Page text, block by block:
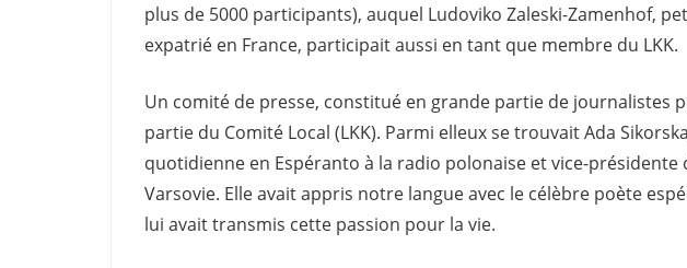
plus de 5000 participants), auquel Ludoviko Zaleski-Zamenhof,
expatrié en France, participait aussi en tant que membre du LKK.
Un comité de presse, constitué en grande partie de journalistes
partie du Comité Local (LKK). Parmi elleux se trouvait Ada
quotidienne en Espéranto à la radio polonaise et vice-présidente
Varsovie. Elle avait appris notre langue avec le célèbre poète
lui avait transmis cette passion pour la vie.